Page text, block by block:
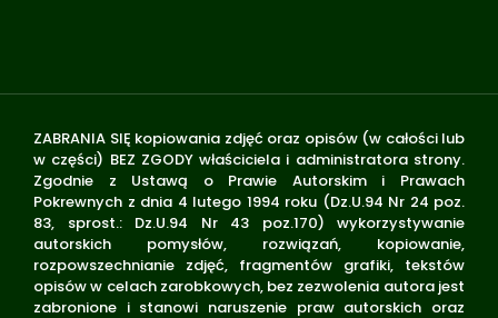
ZABRANIA SIĘ kopiowania zdjęć oraz opisów (w całości lub
w części) BEZ ZGODY właściciela i administratora strony.
Zgodnie z Ustawą o Prawie Autorskim i Prawach
Pokrewnych z dnia 4 lutego 1994 roku (Dz.U.94 Nr 24 poz.
83, sprost.: Dz.U.94 Nr 43 poz.170) wykorzystywanie
autorskich pomysłów, rozwiązań, kopiowanie,
rozpowszechnianie zdjęć, fragmentów grafiki, tekstów
opisów w celach zarobkowych, bez zezwolenia autora jest
zabronione i stanowi naruszenie praw autorskich oraz